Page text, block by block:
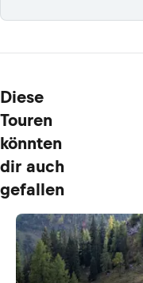
Diese
Touren
könnten
dir auch
gefallen